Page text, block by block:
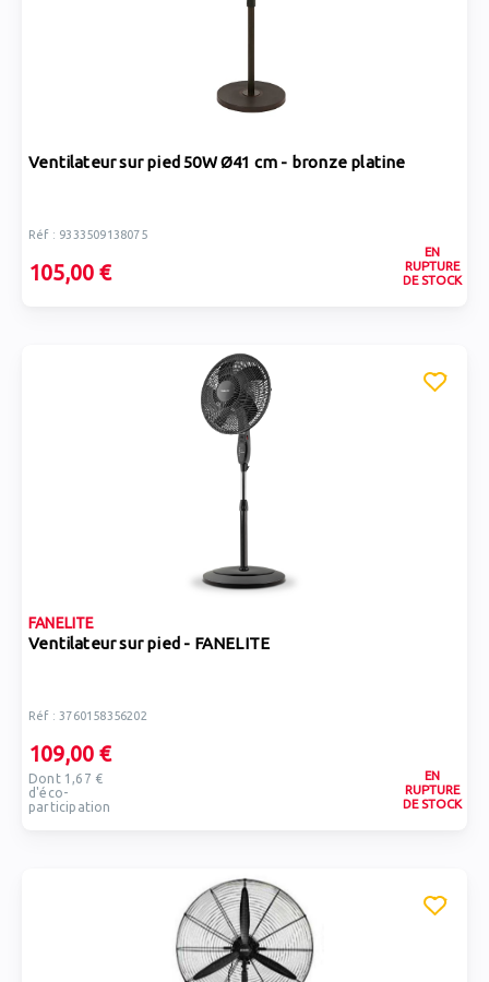
Ventilateur sur pied 50W Ø41 cm - bronze platine
Réf : 9333509138075
105,00 €
EN
RUPTURE
DE STOCK
FANELITE
Ventilateur sur pied - FANELITE
Réf : 3760158356202
109,00 €
Dont 1,67 €
d'éco-
participation
EN
RUPTURE
DE STOCK